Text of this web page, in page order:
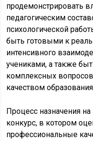
продемонстрировать
педагогическим
психологической
быть готовыми к
интенсивного
учениками, а также
комплексных
качеством
Процесс назначения
конкурс, в котором
профессиональные